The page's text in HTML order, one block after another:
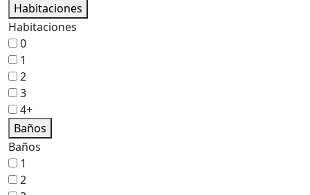
Habitaciones
Habitaciones
0
1
2
3
4+
Baños
Baños
1
2